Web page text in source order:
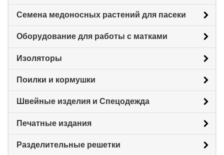
Семена медоносных растений для пасеки
Оборудование для работы с матками
Изоляторы
Поилки и кормушки
Швейные изделия и Спецодежда
Печатные издания
Разделительные решетки